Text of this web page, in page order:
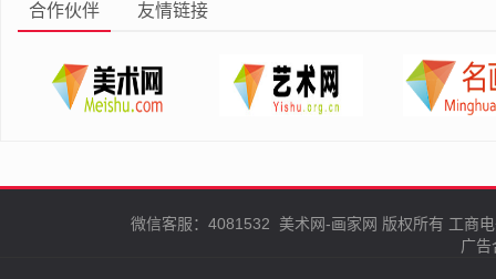
合作伙伴 友情链接
微信客服：4081532 美术网-画家网 版权所有 工商
广